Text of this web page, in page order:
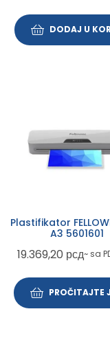
DODAJ U
Plastifikator
A3 5601601
19.369,20 рсд~ sa
PROČITAJTE